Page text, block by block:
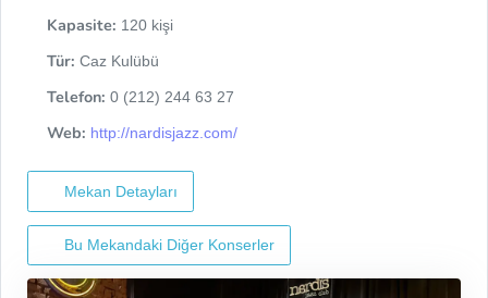
Kapasite: 120 kişi
Tür: Caz Kulübü
Telefon: 0 (212) 244 63 27
Web: http://nardisjazz.com/
Mekan Detayları
Bu Mekandaki Diğer Konserler